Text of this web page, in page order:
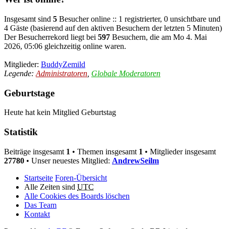
Insgesamt sind 5 Besucher online :: 1 registrierter, 0 unsichtbare und
4 Gäste (basierend auf den aktiven Besuchern der letzten 5 Minuten)
Der Besucherrekord liegt bei 597 Besuchern, die am Mo 4. Mai
2026, 05:06 gleichzeitig online waren.
Mitglieder: BuddyZemild
Legende: Administratoren Globale Moderatoren
Geburtstage
Heute hat kein Mitglied Geburtstag
Statistik
Beiträge insgesamt 1 • Themen insgesamt 1 • Mitglieder insgesamt
27780 • Unser neuestes Mitglied: AndrewSeilm
Startseite Foren-Übersicht
Alle Zeiten sind UTC
Alle Cookies des Boards löschen
Das Team
Kontakt